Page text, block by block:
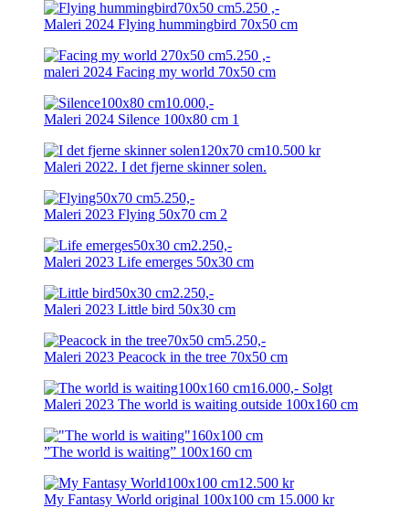
Maleri 2024 Flying hummingbird 70x50 cm
maleri 2024 Facing my world 70x50 cm
Maleri 2024 Silence 100x80 cm 1
Maleri 2022. I det fjerne skinner solen.
Maleri 2023 Flying 50x70 cm 2
Maleri 2023 Life emerges 50x30 cm
Maleri 2023 Little bird 50x30 cm
Maleri 2023 Peacock in the tree 70x50 cm
Maleri 2023 The world is waiting outside 100x160 cm
”The world is waiting” 100x160 cm
My Fantasy World original 100x100 cm 15.000 kr